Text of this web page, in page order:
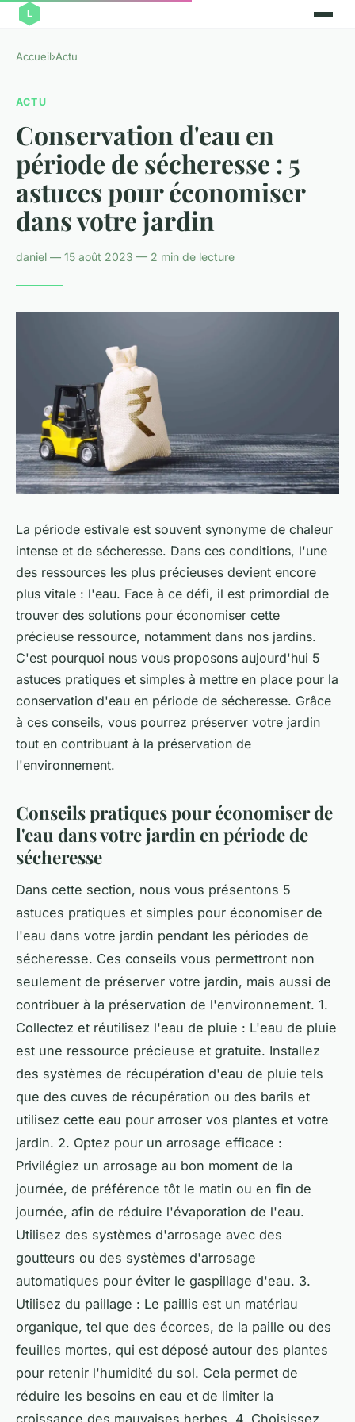
Accueil›Actu
ACTU
Conservation d'eau en
période de sécheresse : 5
astuces pour économiser
dans votre jardin
daniel — 15 août 2023 — 2 min de lecture
La période estivale est souvent synonyme de chaleur
intense et de sécheresse. Dans ces conditions, l'une
des ressources les plus précieuses devient encore
plus vitale : l'eau. Face à ce défi, il est primordial de
trouver des solutions pour économiser cette
précieuse ressource, notamment dans nos jardins.
C'est pourquoi nous vous proposons aujourd'hui 5
astuces pratiques et simples à mettre en place pour la
conservation d'eau en période de sécheresse. Grâce
à ces conseils, vous pourrez préserver votre jardin
tout en contribuant à la préservation de
l'environnement.
Conseils pratiques pour économiser de
l'eau dans votre jardin en période de
sécheresse
Dans cette section, nous vous présentons 5
astuces pratiques et simples pour économiser de
l'eau dans votre jardin pendant les périodes de
sécheresse. Ces conseils vous permettront non
seulement de préserver votre jardin, mais aussi de
contribuer à la préservation de l'environnement. 1.
Collectez et réutilisez l'eau de pluie : L'eau de pluie
est une ressource précieuse et gratuite. Installez
des systèmes de récupération d'eau de pluie tels
que des cuves de récupération ou des barils et
utilisez cette eau pour arroser vos plantes et votre
jardin. 2. Optez pour un arrosage efficace :
Privilégiez un arrosage au bon moment de la
journée, de préférence tôt le matin ou en fin de
journée, afin de réduire l'évaporation de l'eau.
Utilisez des systèmes d'arrosage avec des
goutteurs ou des systèmes d'arrosage
automatiques pour éviter le gaspillage d'eau. 3.
Utilisez du paillage : Le paillis est un matériau
organique, tel que des écorces, de la paille ou des
feuilles mortes, qui est déposé autour des plantes
pour retenir l'humidité du sol. Cela permet de
réduire les besoins en eau et de limiter la
croissance des mauvaises herbes. 4. Choisissez